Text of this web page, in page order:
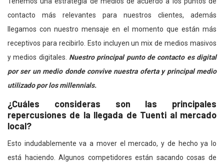
contacto más relevantes para nuestros clientes, además
llegamos con nuestro mensaje en el momento que están más
receptivos para recibirlo. Esto incluyen un mix de medios masivos
y medios digitales. Nuestro principal punto de contacto es digital
por ser un medio donde convive nuestra oferta y principal medio
utilizado por los millennials.
¿Cuáles consideras son las principales
repercusiones de la llegada de Tuenti al mercado
local?
Esto indudablemente va a mover el mercado, y de hecho ya lo
está haciendo. Algunos competidores están sacando cosas de